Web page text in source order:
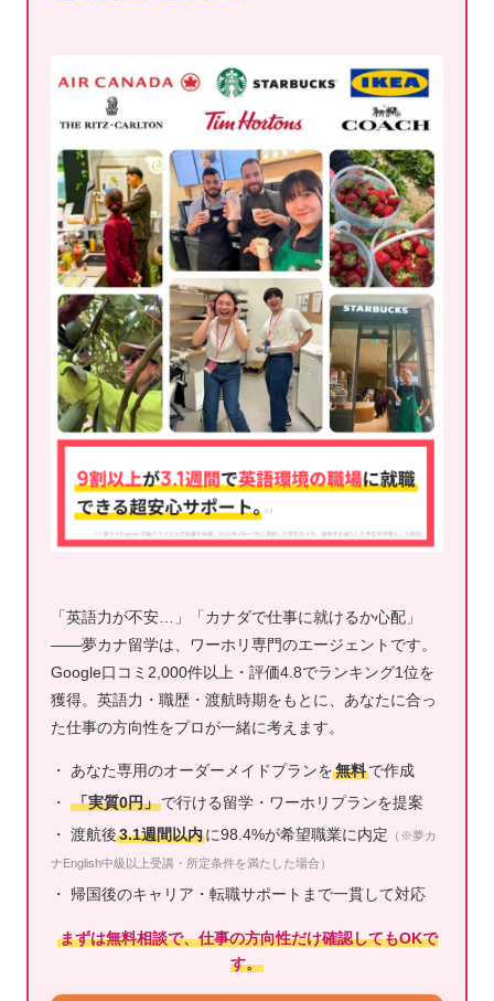
「英語力が不安…」「カナダで仕事に就けるか心配」
——夢カナ留学は、ワーホリ専門のエージェントです。
Google口コミ2,000件以上・評価4.8でランキング1位を
獲得。英語力・職歴・渡航時期をもとに、あなたに合っ
た仕事の方向性をプロが一緒に考えます。
・ あなた専用のオーダーメイドプランを無料で作成
・
「実質0円」で行ける留学・ワーホリプランを提案
・ 渡航後3.1週間以内に98.4%が希望職業に内定 （※夢カ
ナEnglish中級以上受講・所定条件を満たした場合）
・ 帰国後のキャリア・転職サポートまで一貫して対応
まずは無料相談で、仕事の方向性だけ確認してもOKで
す。